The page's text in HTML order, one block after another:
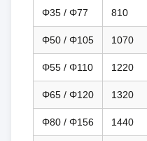
Φ35 / Φ77 810
Φ50 / Φ105 1070
Φ55 / Φ110 1220
Φ65 / Φ120 1320
Φ80 / Φ156 1440